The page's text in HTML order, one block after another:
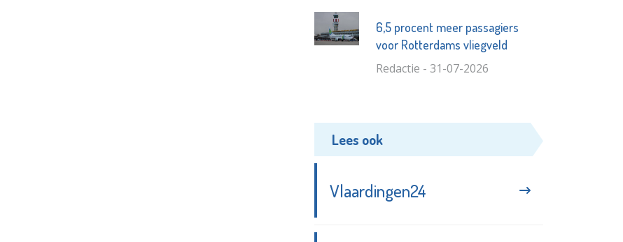
6,5 procent meer passagiers
voor Rotterdams vliegveld
Redactie - 31-07-2026
Lees ook
Vlaardingen24